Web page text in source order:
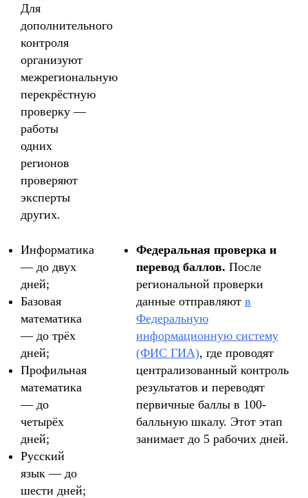
Для
дополнительного
контроля
организуют
межрегиональную
перекрёстную
проверку —
работы
одних
регионов
проверяют
эксперты
других.
Информатика
— до двух
дней;
Базовая
математика
— до трёх
дней;
Профильная
математика
— до
четырёх
дней;
Русский
язык — до
шести дней;
Федеральная проверка и
перевод баллов. После
региональной проверки
данные отправляют в
Федеральную
информационную систему
(ФИС ГИА), где проводят
централизованный контроль
результатов и переводят
первичные баллы в 100-
балльную шкалу. Этот этап
занимает до 5 рабочих дней.